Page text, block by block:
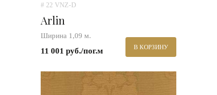
# 22 VNZ-D
Arlin
Ширина 1,09 м.
11 001 руб./пог.м В КОРЗИНУ